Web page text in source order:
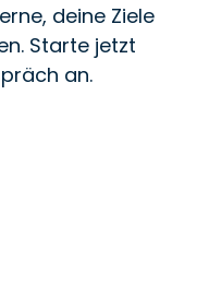
deine Ziele
Starte jetzt
an.